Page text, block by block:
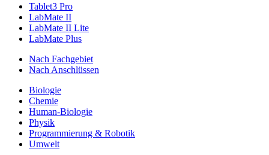
Tablet3 Pro
LabMate II
LabMate II Lite
LabMate Plus
Nach Fachgebiet
Nach Anschlüssen
Biologie
Chemie
Human-Biologie
Physik
Programmierung & Robotik
Umwelt